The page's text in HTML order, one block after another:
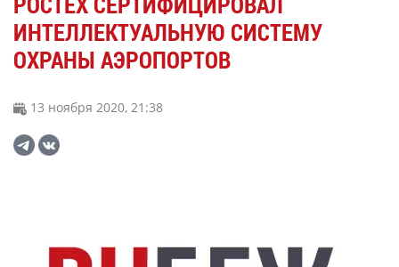
ИНТЕЛЛЕКТУАЛЬНУЮ СИСТЕМУ
ОХРАНЫ АЭРОПОРТОВ
13 ноября 2020, 21:38